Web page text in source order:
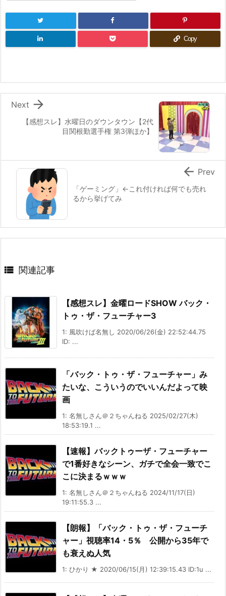
Copy
【感想スレ】水曜日のダウンタウン【2代
目関根勤選手権 第3弾ほか】

Next
「ゲーミング」←これ付ければ何でも売れ
るから挙げてみ
 Prev
 関連記事
【感想スレ】金曜ロードSHOW バック・
トゥ・ザ・フューチャー3
1: 風吹けば名無し 2020/06/26(金) 22:52:44.75
ID: ...
「バック・トゥ・ザ・フューチャー」み
たいな、こういうのでいいんだよって映
画
1: 名無しさん＠２ちゃんねる 2025/02/27(木)
18:53:19.1 ...
【速報】バックトゥーザ・フューチャー
で1番好きなシーン、ガチで全会一致でこ
こに決まるｗｗｗ
1: 名無しさん＠２ちゃんねる 2024/11/17(日)
19:11:55.3 ...
【朗報】「バック・トゥ・ザ・フューチ
ャー」視聴率14・5％ 公開から35年で
も衰えぬ人気
1: ひかり ★ 2020/06/15(月) 12:39:15.43 ID:1u ...